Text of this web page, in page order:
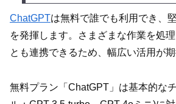
ChatGPTは無料で誰でも利用でき、
を発揮します。さまざまな作業を処
とも連携できるため、幅広い活用が期
無料プラン「ChatGPT」は基本的な